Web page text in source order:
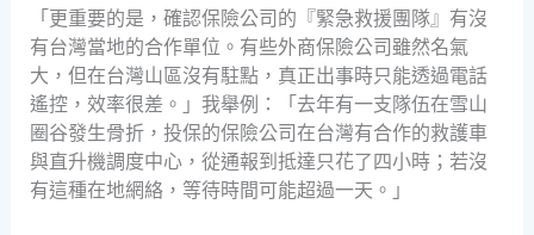
「更重要的是，確認保險公司的『緊急救援團隊』有沒
有台灣當地的合作單位。有些外商保險公司雖然名氣
大，但在台灣山區沒有駐點，真正出事時只能透過電話
遙控，效率很差。」我舉例：「去年有一支隊伍在雪山
圈谷發生骨折，投保的保險公司在台灣有合作的救護車
與直升機調度中心，從通報到抵達只花了四小時；若沒
有這種在地網絡，等待時間可能超過一天。」